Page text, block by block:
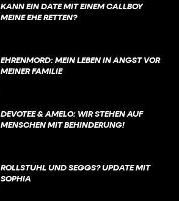
KANN EIN DATE MIT EINEM CALLBOY
MEINE EHE RETTEN?
EHRENMORD: MEIN LEBEN IN ANGST VOR
MEINER FAMILIE
DEVOTEE & AMELO: WIR STEHEN AUF
MENSCHEN MIT BEHINDERUNG!
ROLLSTUHL UND SEGGS? UPDATE MIT
SOPHIA